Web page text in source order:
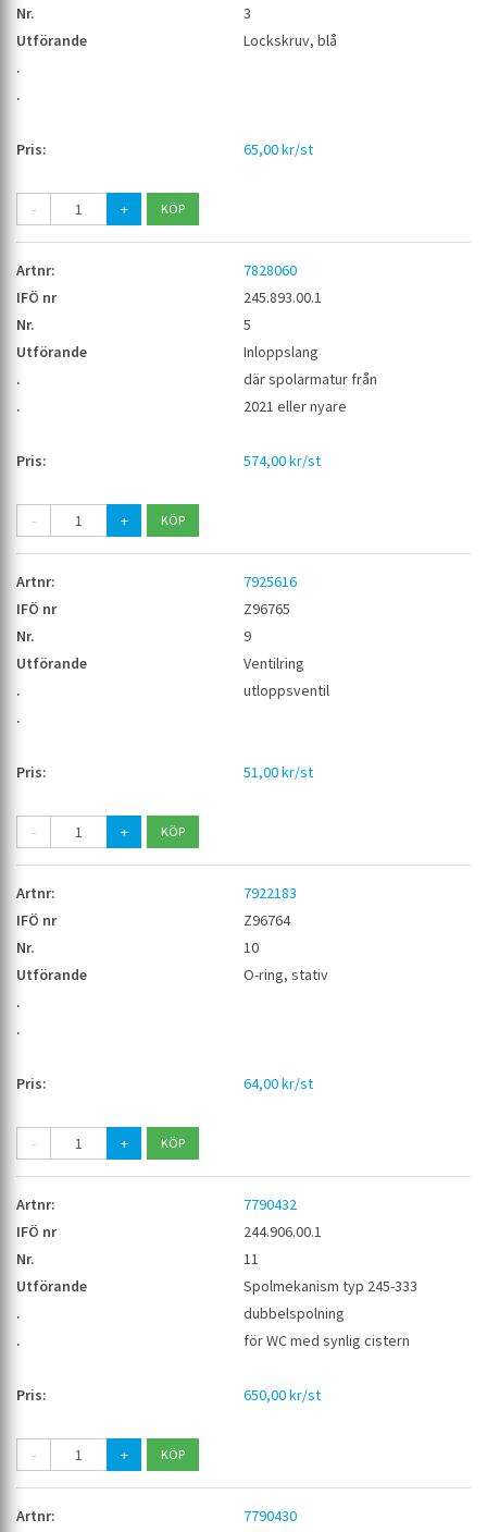
3
Lockskruv, blå
65,00 kr/st
- +
7828060
245.893.00.1
5
Inloppslang
där spolarmatur från
2021 eller nyare
574,00 kr/st
- +
7925616
Z96765
9
Ventilring
utloppsventil
51,00 kr/st
- +
7922183
Z96764
10
O-ring, stativ
64,00 kr/st
- +
7790432
244.906.00.1
11
Spolmekanism typ 245-333
dubbelspolning
för WC med synlig cistern
650,00 kr/st
- +
7790430